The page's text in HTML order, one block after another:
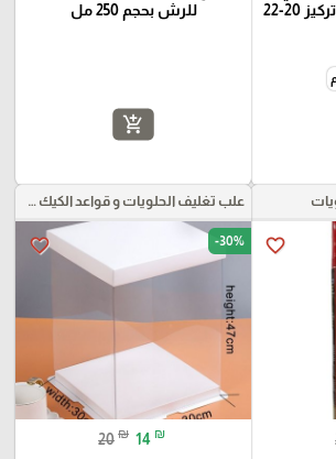
Dezaan غامق بنسبة تركيز 20-22
للرش بحجم 250 مل
add_shopping_cart
favorite_border
علب تغليف الحلويات و قواعد الكيك و علب بلاستيكية بأنواعها
favorite_border -30%
20 ₪ 14 ₪